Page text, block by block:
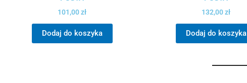
101,00zł
Dodaj do koszyka
132,00zł
Dodaj do koszyka